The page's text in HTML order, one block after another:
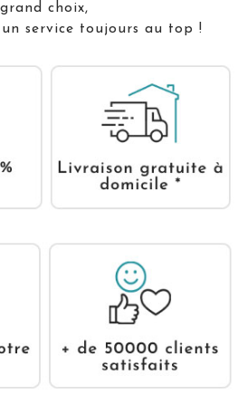
grand choix,
service toujours au top !